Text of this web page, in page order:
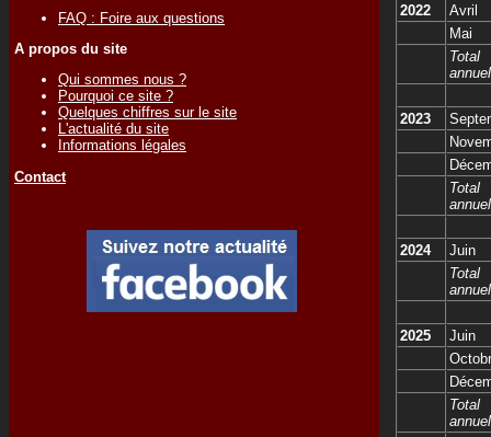
FAQ : Foire aux questions
A propos du site
Qui sommes nous ?
Pourquoi ce site ?
Quelques chiffres sur le site
L'actualité du site
Informations légales
Contact
2022
Avril
Mai
Total
annuel
2023
Total
annuel
2024
Juin
Total
annuel
2025
Juin
Total
annuel